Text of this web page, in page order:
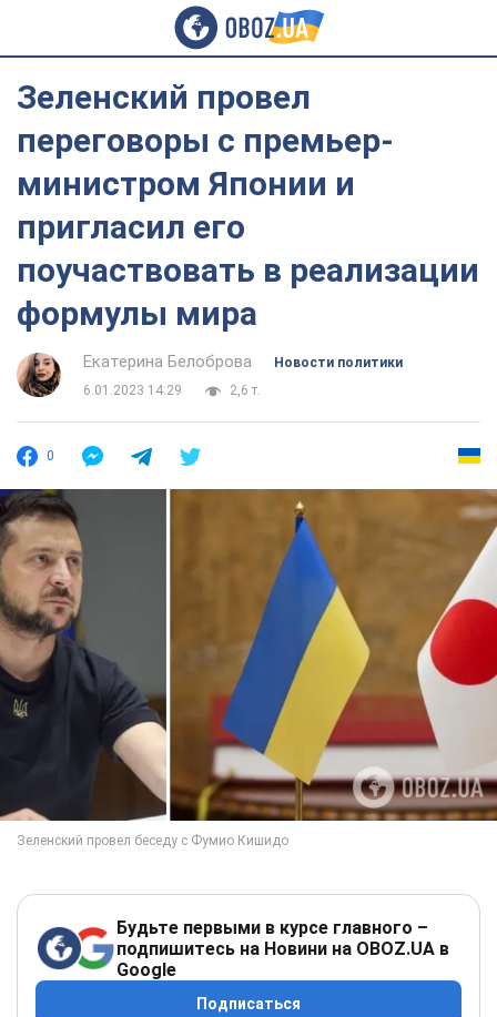
Зеленский провел
переговоры с премьер-
министром Японии и
пригласил его
поучаствовать в реализации
формулы мира
Екатерина Белоброва
Новости политики
6.01.2023 14:29
2,6 т.
0
Будьте первыми в курсе главного –
подпишитесь на Новини на OBOZ.UA в
Google
Подписаться